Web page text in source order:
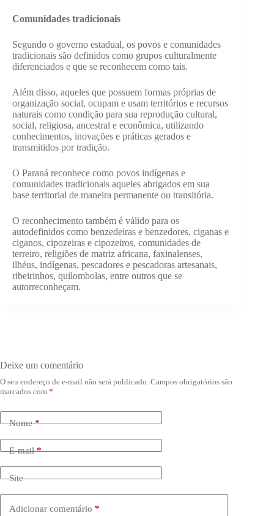
Comunidades tradicionais
Segundo o governo estadual, os povos e comunidades
tradicionais são definidos como grupos culturalmente
diferenciados e que se reconhecem como tais.
Além disso, aqueles que possuem formas próprias de
organização social, ocupam e usam territórios e recursos
naturais como condição para sua reprodução cultural,
social, religiosa, ancestral e econômica, utilizando
conhecimentos, inovações e práticas gerados e
transmitidos por tradição.
O Paraná reconhece como povos indígenas e
comunidades tradicionais aqueles abrigados em sua
base territorial de maneira permanente ou transitória.
O reconhecimento também é válido para os
autodefinidos como benzedeiras e benzedores, ciganas e
ciganos, cipozeiras e cipozeiros, comunidades de
terreiro, religiões de matriz africana, faxinalenses,
ilhéus, indígenas, pescadores e pescadoras artesanais,
ribeirinhos, quilombolas, entre outros que se
autorreconheçam.
Deixe um comentário
O seu endereço de e-mail não será publicado. Campos obrigatórios são
marcados com *
Nome*
E-mail*
Site
Adicionar comentário *